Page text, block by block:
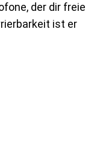
der dir freie
ist er